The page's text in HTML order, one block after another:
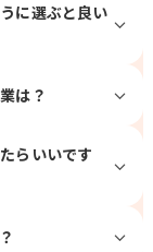
に選ぶと良い
は？
らいいです